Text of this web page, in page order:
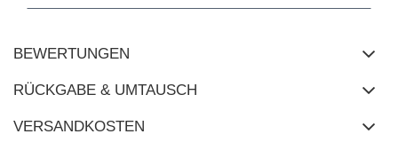
BEWERTUNGEN
RÜCKGABE & UMTAUSCH
VERSANDKOSTEN